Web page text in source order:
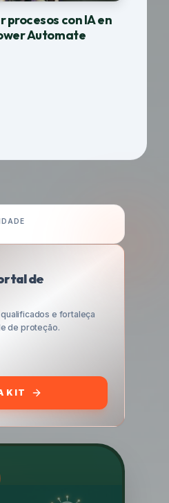
con IA en
Automate
de
e fortaleça
de proteção.
KIT